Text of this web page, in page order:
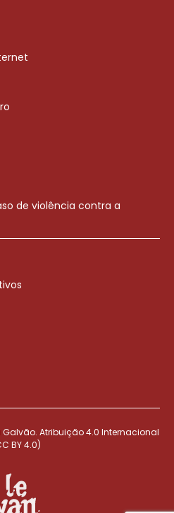
de violência contra a
Atribuição 4.0 Internacional
BY 4.0)